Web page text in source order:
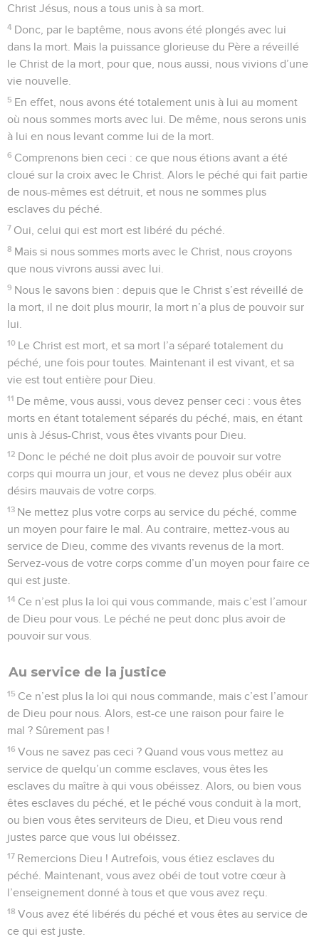
Christ Jésus, nous a tous unis à sa mort.
4 Donc, par le baptême, nous avons été plongés avec lui
dans la mort. Mais la puissance glorieuse du Père a réveillé
le Christ de la mort, pour que, nous aussi, nous vivions d’une
vie nouvelle.
5 En effet, nous avons été totalement unis à lui au moment
où nous sommes morts avec lui. De même, nous serons unis
à lui en nous levant comme lui de la mort.
6 Comprenons bien ceci : ce que nous étions avant a été
cloué sur la croix avec le Christ. Alors le péché qui fait partie
de nous-mêmes est détruit, et nous ne sommes plus
esclaves du péché.
7 Oui, celui qui est mort est libéré du péché.
8 Mais si nous sommes morts avec le Christ, nous croyons
que nous vivrons aussi avec lui.
9 Nous le savons bien : depuis que le Christ s’est réveillé de
la mort, il ne doit plus mourir, la mort n’a plus de pouvoir sur
lui.
10 Le Christ est mort, et sa mort l’a séparé totalement du
péché, une fois pour toutes. Maintenant il est vivant, et sa
vie est tout entière pour Dieu.
11 De même, vous aussi, vous devez penser ceci : vous êtes
morts en étant totalement séparés du péché, mais, en étant
unis à Jésus-Christ, vous êtes vivants pour Dieu.
12 Donc le péché ne doit plus avoir de pouvoir sur votre
corps qui mourra un jour, et vous ne devez plus obéir aux
désirs mauvais de votre corps.
13 Ne mettez plus votre corps au service du péché, comme
un moyen pour faire le mal. Au contraire, mettez-vous au
service de Dieu, comme des vivants revenus de la mort.
Servez-vous de votre corps comme d’un moyen pour faire ce
qui est juste.
14 Ce n’est plus la loi qui vous commande, mais c’est l’amour
de Dieu pour vous. Le péché ne peut donc plus avoir de
pouvoir sur vous.
Au service de la justice
15 Ce n’est plus la loi qui nous commande, mais c’est l’amour
de Dieu pour nous. Alors, est-ce une raison pour faire le
mal ? Sûrement pas !
16 Vous ne savez pas ceci ? Quand vous vous mettez au
service de quelqu’un comme esclaves, vous êtes les
esclaves du maître à qui vous obéissez. Alors, ou bien vous
êtes esclaves du péché, et le péché vous conduit à la mort,
ou bien vous êtes serviteurs de Dieu, et Dieu vous rend
justes parce que vous lui obéissez.
17 Remercions Dieu ! Autrefois, vous étiez esclaves du
péché. Maintenant, vous avez obéi de tout votre cœur à
l’enseignement donné à tous et que vous avez reçu.
18 Vous avez été libérés du péché et vous êtes au service de
ce qui est juste.